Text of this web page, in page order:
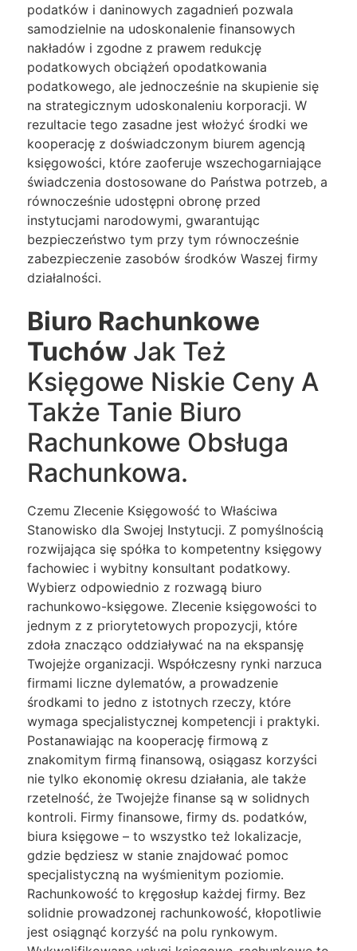
podatków i daninowych zagadnień pozwala
samodzielnie na udoskonalenie finansowych
nakładów i zgodne z prawem redukcję
podatkowych obciążeń opodatkowania
podatkowego, ale jednocześnie na skupienie się
na strategicznym udoskonaleniu korporacji. W
rezultacie tego zasadne jest włożyć środki we
kooperację z doświadczonym biurem agencją
księgowości, które zaoferuje wszechogarniające
świadczenia dostosowane do Państwa potrzeb, a
równocześnie udostępni obronę przed
instytucjami narodowymi, gwarantując
bezpieczeństwo tym przy tym równocześnie
zabezpieczenie zasobów środków Waszej firmy
działalności.
Biuro Rachunkowe
Tuchów Jak Też
Księgowe Niskie Ceny A
Także Tanie Biuro
Rachunkowe Obsługa
Rachunkowa.
Czemu Zlecenie Księgowość to Właściwa
Stanowisko dla Swojej Instytucji. Z pomyślnością
rozwijająca się spółka to kompetentny księgowy
fachowiec i wybitny konsultant podatkowy.
Wybierz odpowiednio z rozwagą biuro
rachunkowo-księgowe. Zlecenie księgowości to
jednym z z priorytetowych propozycji, które
zdoła znacząco oddziaływać na na ekspansję
Twojejże organizacji. Współczesny rynki narzuca
firmami liczne dylematów, a prowadzenie
środkami to jedno z istotnych rzeczy, które
wymaga specjalistycznej kompetencji i praktyki.
Postanawiając na kooperację firmową z
znakomitym firmą finansową, osiągasz korzyści
nie tylko ekonomię okresu działania, ale także
rzetelność, że Twojejże finanse są w solidnych
kontroli. Firmy finansowe, firmy ds. podatków,
biura księgowe – to wszystko też lokalizacje,
gdzie będziesz w stanie znajdować pomoc
specjalistyczną na wyśmienitym poziomie.
Rachunkowość to kręgosłup każdej firmy. Bez
solidnie prowadzonej rachunkowość, kłopotliwie
jest osiągnąć korzyść na polu rynkowym.